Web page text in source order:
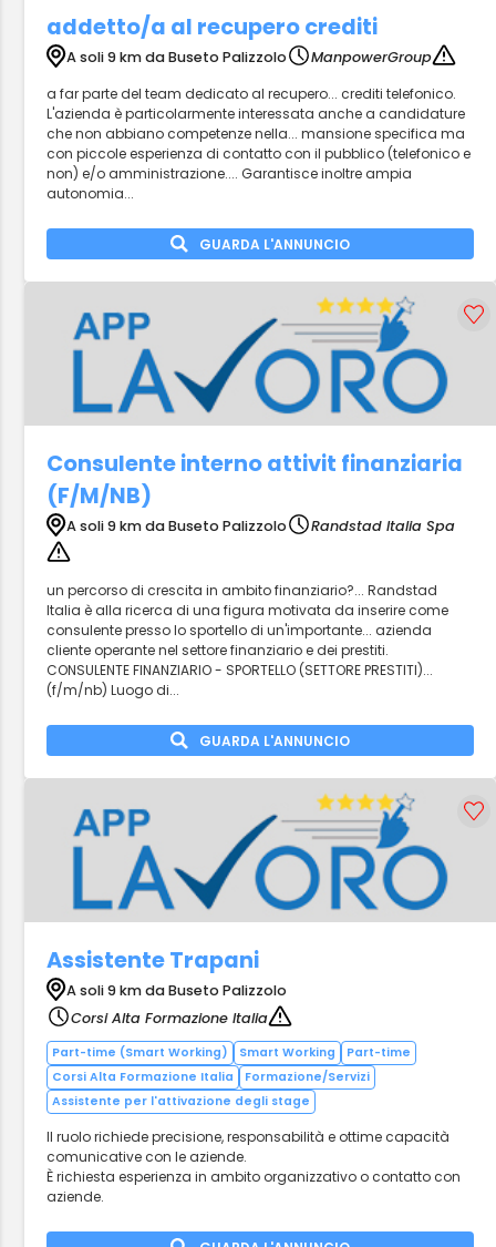
addetto/a al recupero crediti
A soli 9 km da Buseto Palizzolo
ManpowerGroup
a far parte del team dedicato al recupero... crediti telefonico.
L'azienda è particolarmente interessata anche a candidature
che non abbiano competenze nella... mansione specifica ma
con piccole esperienza di contatto con il pubblico (telefonico e
non) e/o amministrazione.... Garantisce inoltre ampia
autonomia...
GUARDA L'ANNUNCIO
Consulente interno attivit finanziaria
(F/M/NB)
A soli 9 km da Buseto Palizzolo Randstad Italia Spa
un percorso di crescita in ambito finanziario?... Randstad
Italia è alla ricerca di una figura motivata da inserire come
consulente presso lo sportello di un'importante... azienda
cliente operante nel settore finanziario e dei prestiti.
CONSULENTE FINANZIARIO - SPORTELLO (SETTORE PRESTITI)...
(f/m/nb) Luogo di...
GUARDA L'ANNUNCIO
Assistente Trapani
A soli 9 km da Buseto Palizzolo
Corsi Alta Formazione Italia
Part-time (Smart Working) Smart Working
Part-time
Corsi Alta Formazione Italia
Formazione/Servizi
Assistente per l'attivazione degli stage
Il ruolo richiede precisione, responsabilità e ottime capacità
comunicative con le aziende.
È richiesta esperienza in ambito organizzativo o contatto con
aziende.